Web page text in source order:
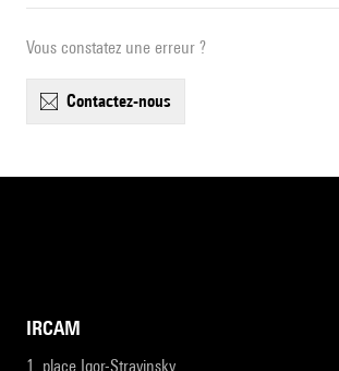
Vous constatez une erreur ?
contactez-nous
IRCAM
1, place Igor-Stravinsky